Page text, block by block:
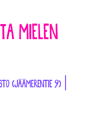
MIELEN
(JÄÄMERENTIE 9) |